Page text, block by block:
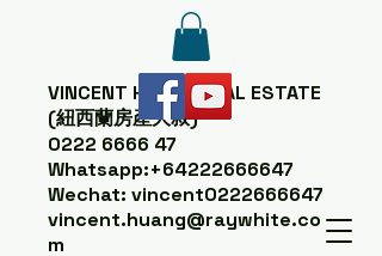
VINCENT HUANGREAL ESTATE
(紐西蘭房產大叔)
0222 6666 47
Whatsapp:+64222666647
Wechat: vincent0222666647
vincent.huang@raywhite.co
m